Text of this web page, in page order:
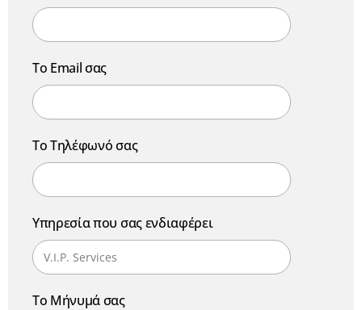
Το Email σας
Το Τηλέφωνό σας
Υπηρεσία που σας ενδιαφέρει
Το Μήνυμά σας